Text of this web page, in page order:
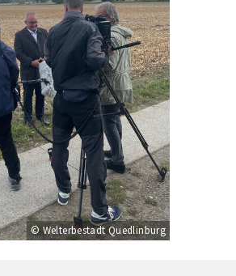
© Welterbestadt Quedlinburg